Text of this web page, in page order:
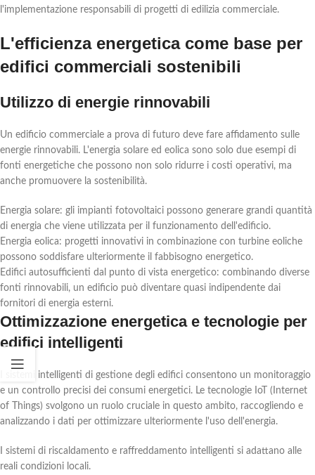
l'implementazione responsabili di progetti di edilizia commerciale.
L'efficienza energetica come base per
edifici commerciali sostenibili
Utilizzo di energie rinnovabili
Un edificio commerciale a prova di futuro deve fare affidamento sulle
energie rinnovabili. L'energia solare ed eolica sono solo due esempi di
fonti energetiche che possono non solo ridurre i costi operativi, ma
anche promuovere la sostenibilità.
Energia solare: gli impianti fotovoltaici possono generare grandi quantità
di energia che viene utilizzata per il funzionamento dell'edificio.
Energia eolica: progetti innovativi in combinazione con turbine eoliche
possono soddisfare ulteriormente il fabbisogno energetico.
Edifici autosufficienti dal punto di vista energetico: combinando diverse
fonti rinnovabili, un edificio può diventare quasi indipendente dai
fornitori di energia esterni.
Ottimizzazione energetica e tecnologie per
edifici intelligenti
I sistemi intelligenti di gestione degli edifici consentono un monitoraggio
e un controllo precisi dei consumi energetici. Le tecnologie IoT (Internet
of Things) svolgono un ruolo cruciale in questo ambito, raccogliendo e
analizzando i dati per ottimizzare ulteriormente l'uso dell'energia.
I sistemi di riscaldamento e raffreddamento intelligenti si adattano alle
reali condizioni locali.